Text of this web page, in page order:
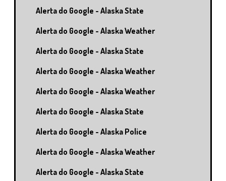
Alerta do Google - Alaska State
Alerta do Google - Alaska Weather
Alerta do Google - Alaska State
Alerta do Google - Alaska Weather
Alerta do Google - Alaska Weather
Alerta do Google - Alaska State
Alerta do Google - Alaska Police
Alerta do Google - Alaska Weather
Alerta do Google - Alaska State